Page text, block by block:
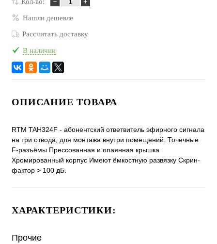
Нашли дешевле
Рассчитать доставку
В наличии
ОПИСАНИЕ ТОВАРА
RTM TAH324F - абонентский ответвитель эфирного сигнала
на три отвода, для монтажа внутри помещений. Точечные
F-разъёмы Прессованная и опаянная крышка
Хромированный корпус Имеют ёмкостную развязку Скрин-
фактор > 100 дБ.
ХАРАКТЕРИСТИКИ:
Прочие